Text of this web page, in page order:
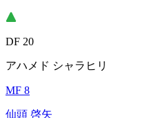
DF 20
アハメド シャラヒリ
MF 8
仙頭 啓矢